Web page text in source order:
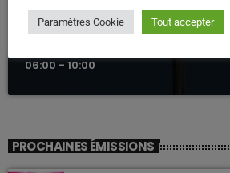
LA MATINALE
06:00 - 10:00
PROCHAINES ÉMISSIONS
Paramètres Cookie Tout accepter